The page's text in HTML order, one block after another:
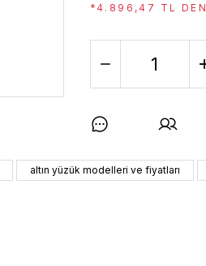
*4.896,47 TL DEN
altın yüzük modelleri ve fiyatları